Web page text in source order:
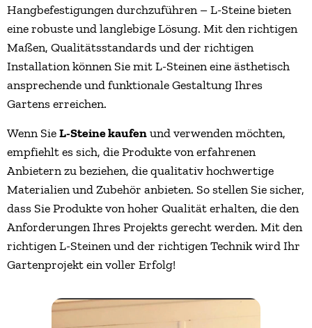
Hangbefestigungen durchzuführen – L-Steine bieten
eine robuste und langlebige Lösung. Mit den richtigen
Maßen, Qualitätsstandards und der richtigen
Installation können Sie mit L-Steinen eine ästhetisch
ansprechende und funktionale Gestaltung Ihres
Gartens erreichen.
Wenn SieL-Steine kaufenund verwenden möchten,
empfiehlt es sich, die Produkte von erfahrenen
Anbietern zu beziehen, die qualitativ hochwertige
Materialien und Zubehör anbieten. So stellen Sie sicher,
dass Sie Produkte von hoher Qualität erhalten, die den
Anforderungen Ihres Projekts gerecht werden. Mit den
richtigen L-Steinen und der richtigen Technik wird Ihr
Gartenprojekt ein voller Erfolg!